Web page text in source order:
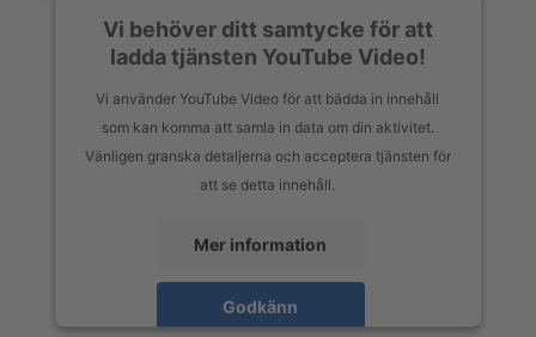
Vi behöver ditt samtycke för att
ladda tjänsten YouTube Video!
Vi använder YouTube Video för att bädda in innehåll
som kan komma att samla in data om din aktivitet.
Vänligen granska detaljerna och acceptera tjänsten för
att se detta innehåll.
Mer information
Godkänn